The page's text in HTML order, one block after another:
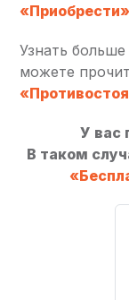
«Приобрести»
Узнать
можете
У вас
В таком